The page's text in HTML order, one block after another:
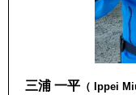
三浦 一平 （ Ippei